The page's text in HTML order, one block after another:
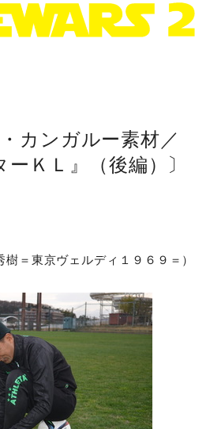
・カンガルー素材／
ーＫＬ』（後編）〕
＝東京ヴェルディ１９６９＝）